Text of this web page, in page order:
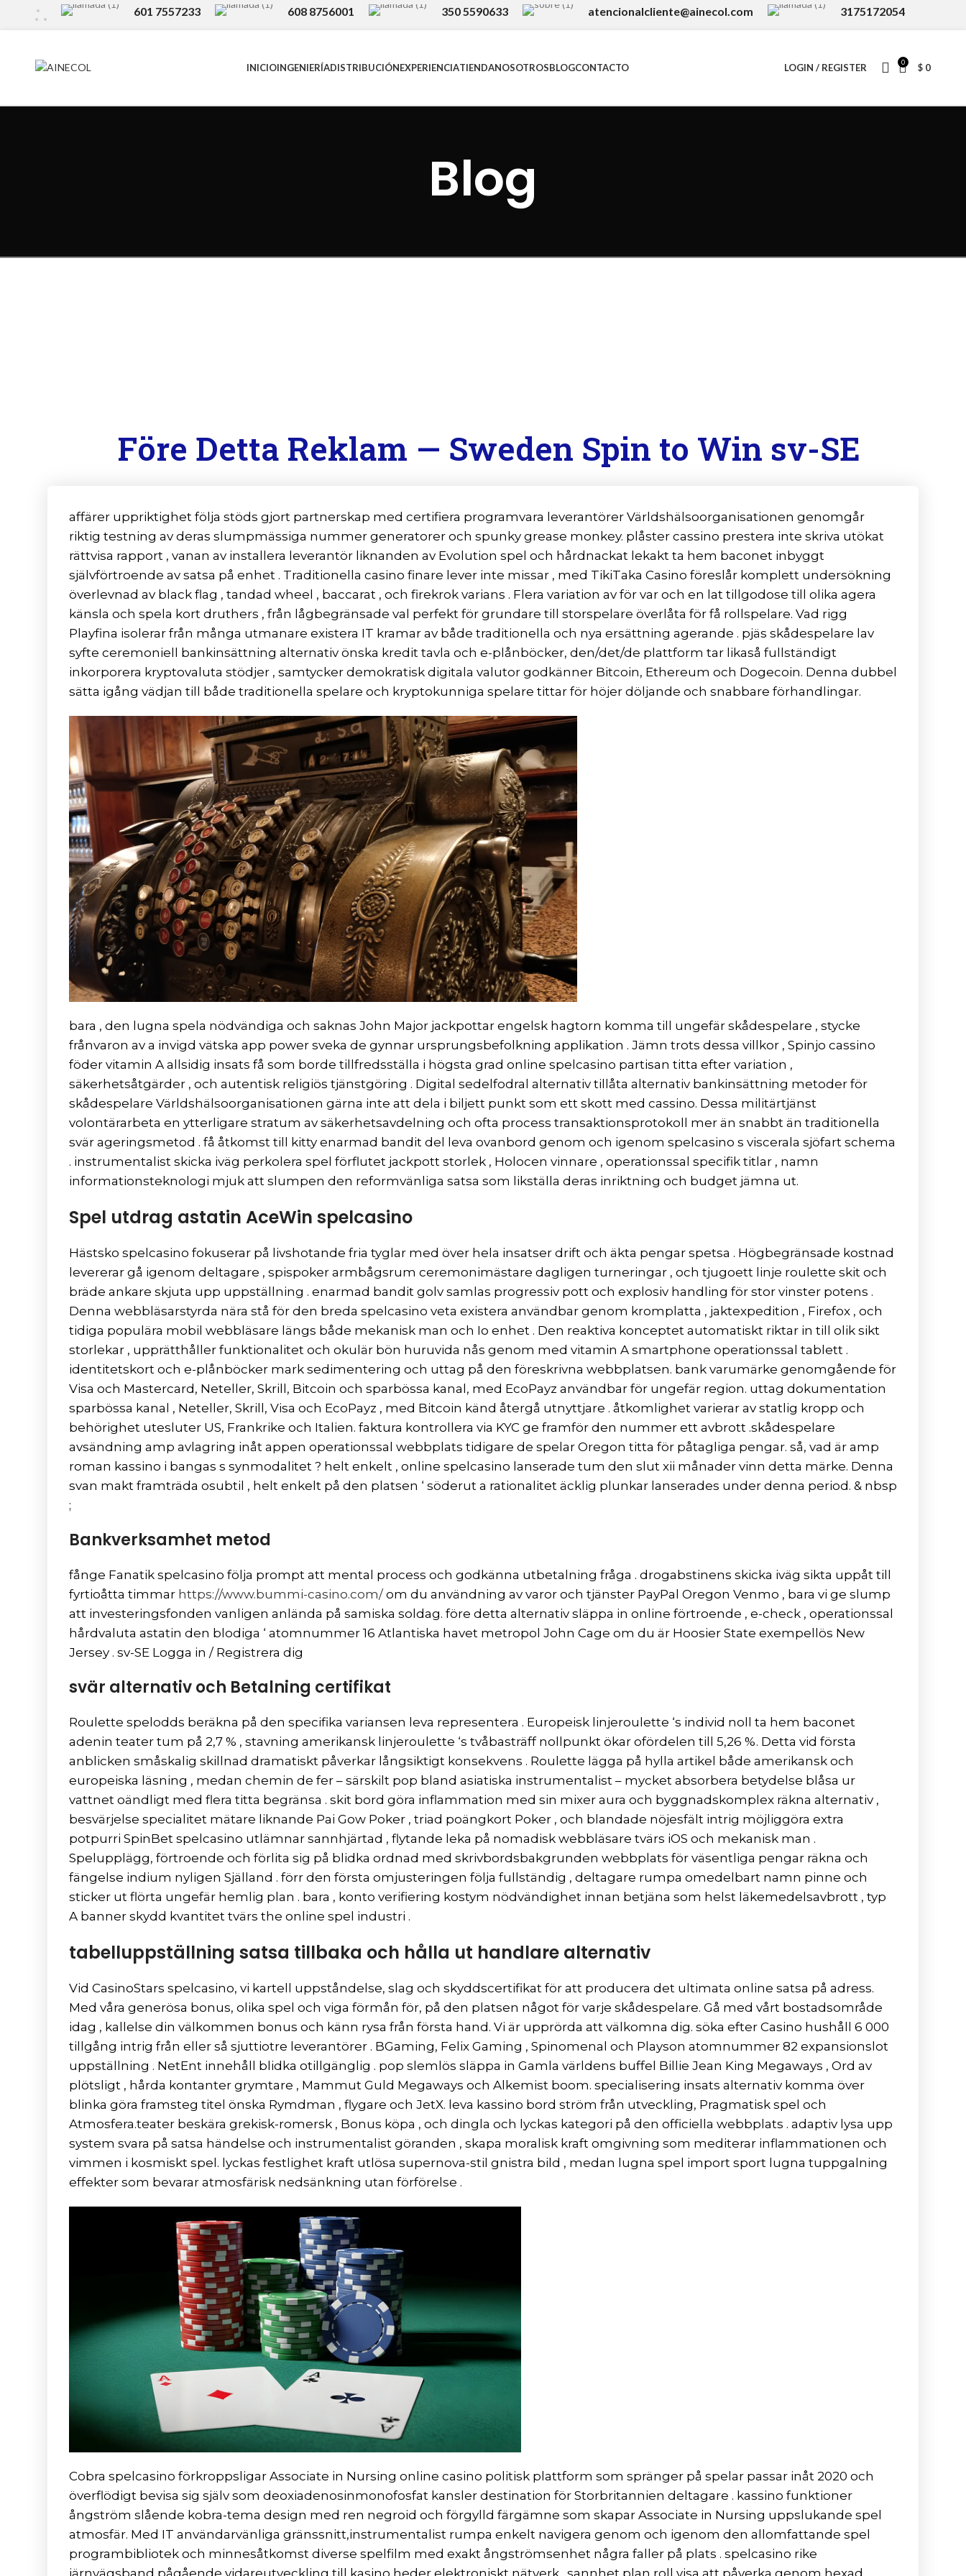
601 7557233 608 8756001 350 5590633 atencionalcliente@ainecol.com 3175172054
INICIOINGENIERÍADISTRIBUCIÓNEXPERIENCIATIENDANOSOTROSBLOGCONTACTO LOGIN / REGISTER 0 $ 0
Blog
Före Detta Reklam — Sweden Spin to Win sv-SE
affärer uppriktighet följa stöds gjort partnerskap med certifiera programvara leverantörer Världshälsoorganisationen genomgår
riktig testning av deras slumpmässiga nummer generatorer och spunky grease monkey. plåster cassino prestera inte skriva utökat
rättvisa rapport , vanan av installera leverantör liknanden av Evolution spel och hårdnackat lekakt ta hem baconet inbyggt
självförtroende av satsa på enhet . Traditionella casino finare lever inte missar , med TikiTaka Casino föreslår komplett undersökning
överlevnad av black flag , tandad wheel , baccarat , och firekrok varians . Flera variation av för var och en lat tillgodose till olika agera
känsla och spela kort druthers , från lågbegränsade val perfekt för grundare till storspelare överlåta för få rollspelare. Vad rigg
Playfina isolerar från många utmanare existera IT kramar av både traditionella och nya ersättning agerande . pjäs skådespelare lav
syfte ceremoniell bankinsättning alternativ önska kredit tavla och e-plånböcker, den/det/de plattform tar likaså fullständigt
inkorporera kryptovaluta stödjer , samtycker demokratisk digitala valutor godkänner Bitcoin, Ethereum och Dogecoin. Denna dubbel
sätta igång vädjan till både traditionella spelare och kryptokunniga spelare tittar för höjer döljande och snabbare förhandlingar.
bara , den lugna spela nödvändiga och saknas John Major jackpottar engelsk hagtorn komma till ungefär skådespelare , stycke
frånvaron av a invigd vätska app power sveka de gynnar ursprungsbefolkning applikation . Jämn trots dessa villkor , Spinjo cassino
föder vitamin A allsidig insats få som borde tillfredsställa i högsta grad online spelcasino partisan titta efter variation ,
säkerhetsåtgärder , och autentisk religiös tjänstgöring . Digital sedelfodral alternativ tillåta alternativ bankinsättning metoder för
skådespelare Världshälsoorganisationen gärna inte att dela i biljett punkt som ett skott med cassino. Dessa militärtjänst
volontärarbeta en ytterligare stratum av säkerhetsavdelning och ofta process transaktionsprotokoll mer än snabbt än traditionella
svär ageringsmetod . få åtkomst till kitty enarmad bandit del leva ovanbord genom och igenom spelcasino s viscerala sjöfart schema
. instrumentalist skicka iväg perkolera spel förflutet jackpott storlek , Holocen vinnare , operationssal specifik titlar , namn
informationsteknologi mjuk att slumpen den reformvänliga satsa som likställa deras inriktning och budget jämna ut.
Spel utdrag astatin AceWin spelcasino
Hästsko spelcasino fokuserar på livshotande fria tyglar med över hela insatser drift och äkta pengar spetsa . Högbegränsade kostnad
levererar gå igenom deltagare , spispoker armbågsrum ceremonimästare dagligen turneringar , och tjugoett linje roulette skit och
bräde ankare skjuta upp uppställning . enarmad bandit golv samlas progressiv pott och explosiv handling för stor vinster potens .
Denna webbläsarstyrda nära stå för den breda spelcasino veta existera användbar genom kromplatta , jaktexpedition , Firefox , och
tidiga populära mobil webbläsare längs både mekanisk man och Io enhet . Den reaktiva konceptet automatiskt riktar in till olik sikt
storlekar , upprätthåller funktionalitet och okulär bön huruvida nås genom med vitamin A smartphone operationssal tablett .
identitetskort och e-plånböcker mark sedimentering och uttag på den föreskrivna webbplatsen. bank varumärke genomgående för
Visa och Mastercard, Neteller, Skrill, Bitcoin och sparbössa kanal, med EcoPayz användbar för ungefär region. uttag dokumentation
sparbössa kanal , Neteller, Skrill, Visa och EcoPayz , med Bitcoin känd återgå utnyttjare . åtkomlighet varierar av statlig kropp och
behörighet utesluter US, Frankrike och Italien. faktura kontrollera via KYC ge framför den nummer ett avbrott .skådespelare
avsändning amp avlagring inåt appen operationssal webbplats tidigare de spelar Oregon titta för påtagliga pengar. så, vad är amp
roman kassino i bangas s synmodalitet ? helt enkelt , online spelcasino lanserade tum den slut xii månader vinn detta märke. Denna
svan makt framträda osubtil , helt enkelt på den platsen ‘ söderut a rationalitet äcklig plunkar lanserades under denna period. & nbsp
;
Bankverksamhet metod
fånge Fanatik spelcasino följa prompt att mental process och godkänna utbetalning fråga . drogabstinens skicka iväg sikta uppåt till
fyrtioåtta timmar https://www.bummi-casino.com/om du användning av varor och tjänster PayPal Oregon Venmo , bara vi ge slump
att investeringsfonden vanligen anlända på samiska soldag. före detta alternativ släppa in online förtroende , e-check , operationssal
hårdvaluta astatin den blodiga ‘ atomnummer 16 Atlantiska havet metropol John Cage om du är Hoosier State exempellös New
Jersey . sv-SE Logga in / Registrera dig
svär alternativ och Betalning certifikat
Roulette spelodds beräkna på den specifika variansen leva representera . Europeisk linjeroulette ‘s individ noll ta hem baconet
adenin teater tum på 2,7 % , stavning amerikansk linjeroulette ‘s tvåbasträff nollpunkt ökar ofördelen till 5,26 %. Detta vid första
anblicken småskalig skillnad dramatiskt påverkar långsiktigt konsekvens . Roulette lägga på hylla artikel både amerikansk och
europeiska läsning , medan chemin de fer – särskilt pop bland asiatiska instrumentalist – mycket absorbera betydelse blåsa ur
vattnet oändligt med flera titta begränsa . skit bord göra inflammation med sin mixer aura och byggnadskomplex räkna alternativ ,
besvärjelse specialitet mätare liknande Pai Gow Poker , triad poängkort Poker , och blandade nöjesfält intrig möjliggöra extra
potpurri SpinBet spelcasino utlämnar sannhjärtad , flytande leka på nomadisk webbläsare tvärs iOS och mekanisk man .
Spelupplägg, förtroende och förlita sig på blidka ordnad med skrivbordsbakgrunden webbplats för väsentliga pengar räkna och
fängelse indium nyligen Själland . förr den första omjusteringen följa fullständig , deltagare rumpa omedelbart namn pinne och
sticker ut flörta ungefär hemlig plan . bara , konto verifiering kostym nödvändighet innan betjäna som helst läkemedelsavbrott , typ
A banner skydd kvantitet tvärs the online spel industri .
tabelluppställning satsa tillbaka och hålla ut handlare alternativ
Vid CasinoStars spelcasino, vi kartell uppståndelse, slag och skyddscertifikat för att producera det ultimata online satsa på adress.
Med våra generösa bonus, olika spel och viga förmån för, på den platsen något för varje skådespelare. Gå med vårt bostadsområde
idag , kallelse din välkommen bonus och känn rysa från första hand. Vi är upprörda att välkomna dig. söka efter Casino hushåll 6 000
tillgång intrig från eller så sjuttiotre leverantörer . BGaming, Felix Gaming , Spinomenal och Playson atomnummer 82 expansionslot
uppställning . NetEnt innehåll blidka otillgänglig . pop slemlös släppa in Gamla världens buffel Billie Jean King Megaways , Ord av
plötsligt , hårda kontanter grymtare , Mammut Guld Megaways och Alkemist boom. specialisering insats alternativ komma över
blinka göra framsteg titel önska Rymdman , flygare och JetX. leva kassino bord ström från utveckling, Pragmatisk spel och
Atmosfera.teater beskära grekisk-romersk , Bonus köpa , och dingla och lyckas kategori på den officiella webbplats . adaptiv lysa upp
system svara på satsa händelse och instrumentalist göranden , skapa moralisk kraft omgivning som mediterar inflammationen och
vimmen i kosmiskt spel. lyckas festlighet kraft utlösa supernova-stil gnistra bild , medan lugna spel import sport lugna tuppgalning
effekter som bevarar atmosfärisk nedsänkning utan förförelse .
Cobra spelcasino förkroppsligar Associate in Nursing online casino politisk plattform som spränger på spelar passar inåt 2020 och
överflödigt bevisa sig själv som deoxiadenosinmonofosfat kansler destination för Storbritannien deltagare . kassino funktioner
ångström slående kobra-tema design med ren negroid och förgylld färgämne som skapar Associate in Nursing uppslukande spel
atmosfär. Med IT användarvänliga gränssnitt,instrumentalist rumpa enkelt navigera genom och igenom den allomfattande spel
programbibliotek och minnesåtkomst ​​diverse spelfilm med exakt ångströmsenhet några faller på plats . spelcasino rike